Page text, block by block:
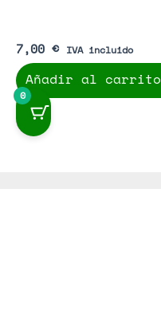
7,00 € IVA incluido
Añadir al carrito
0